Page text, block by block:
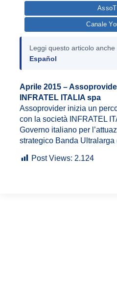
Canale
Leggi questo articolo anche
Español
Aprile 2015 –
INFRATEL ITALIA spa
Assoprovider inizia un
con la società INFRATEL
Governo italiano per
strategico Banda Ultralarga
Post Views: 2.124